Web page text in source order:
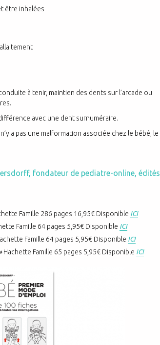
être inhalées
à tenir, maintien des dents sur l’arcade ou
avec une dent surnuméraire.
a pas une malformation associée chez le bébé, le
fondateur de pediatre-online, édités
Famille 286 pages 16,95€ Disponible ICI
Famille 64 pages 5,95€ Disponible ICI
Famille 64 pages 5,95€ Disponible ICI
Hachette Famille 65 pages 5,95€ Disponible ICI